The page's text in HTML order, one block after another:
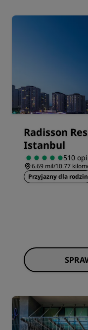
Radisson
Istanbul
510
6.69 mil/10.77
Przyjazny dla rodzin